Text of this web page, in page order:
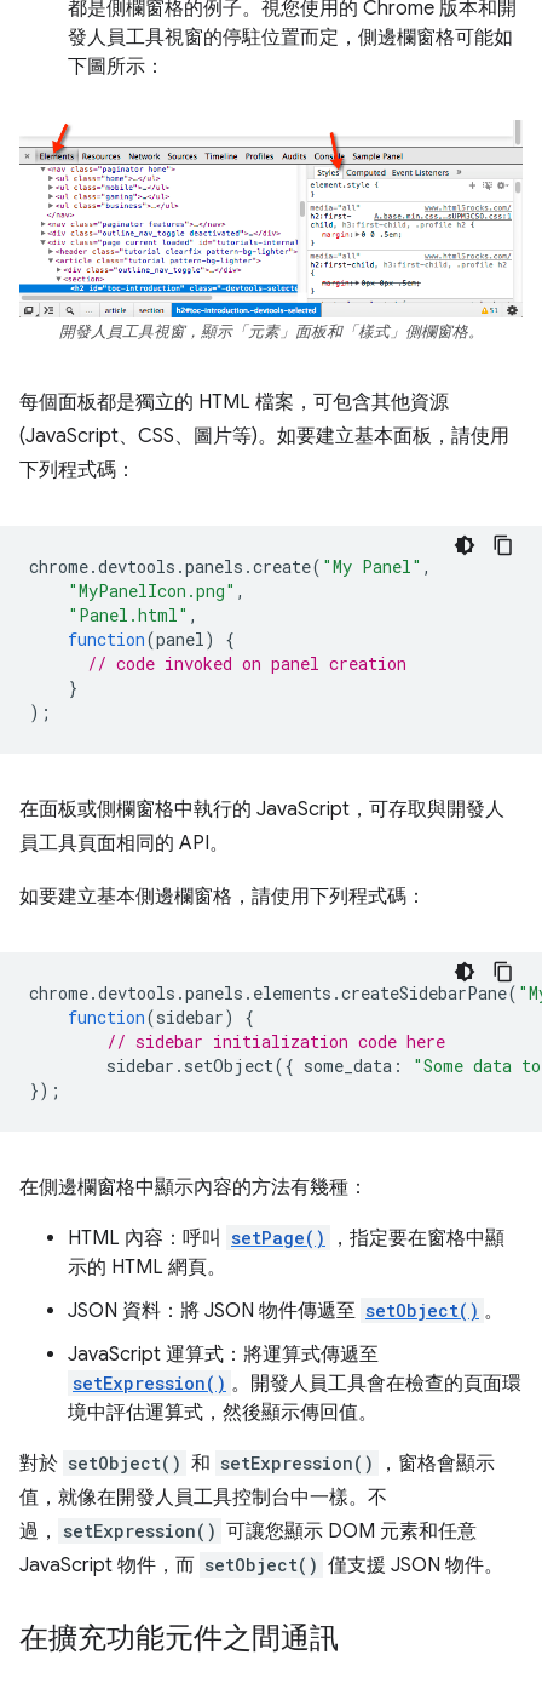
都是側欄窗格的例子。視您使用的 Chrome 版本和開
發人員工具視窗的停駐位置而定，側邊欄窗格可能如
下圖所示：
開發人員工具視窗，顯示「元素」面板和「樣式」側欄窗格。
每個面板都是獨立的 HTML 檔案，可包含其他資源
(JavaScript、CSS、圖片等)。如要建立基本面板，請使用
下列程式碼：
chrome.devtools .panels .create( "My Panel" ,
"MyPanelIcon.png" ,
"Panel.html" ,
function(panel)
{
// code invoked on panel creation
}
);
在面板或側欄窗格中執行的 JavaScript，可存取與開發人
員工具頁面相同的 API。
如要建立基本側邊欄窗格，請使用下列程式碼：
chrome.devtools .panels . elements .createSidebarPane(
function(sidebar)
{
// sidebar initialization code here
sidebar . setObject({ some_data :
"Some data
});
在側邊欄窗格中顯示內容的方法有幾種：
HTML 內容：呼叫 setPage()
，指定要在窗格中顯
示的 HTML 網頁。
JSON 資料：將 JSON 物件傳遞至 setObject() 。
JavaScript 運算式：將運算式傳遞至
setExpression() 。開發人員工具會在檢查的頁面環
境中評估運算式，然後顯示傳回值。
對於 setObject() 和 setExpression()
，窗格會顯示
值，就像在開發人員工具控制台中一樣。不
過，
setExpression() 可讓您顯示 DOM 元素和任意
JavaScript 物件，而 setObject() 僅支援 JSON 物件。
在擴充功能元件之間通訊